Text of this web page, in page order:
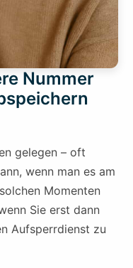
Nummer
gelegen – oft
wenn man es am
Momenten
Sie erst dann
Aufsperrdienst zu